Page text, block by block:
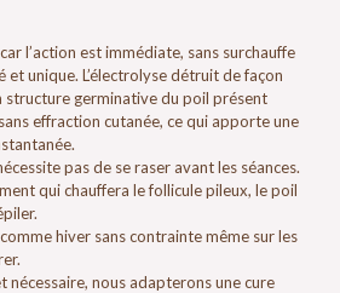
l’action est immédiate, sans surchauffe
et unique. L’électrolyse détruit de façon
structure germinative du poil présent
effraction cutanée, ce qui apporte une
pas de se raser avant les séances.
qui chauffera le follicule pileux, le poil
hiver sans contrainte même sur les
nécessaire, nous adapterons une cure